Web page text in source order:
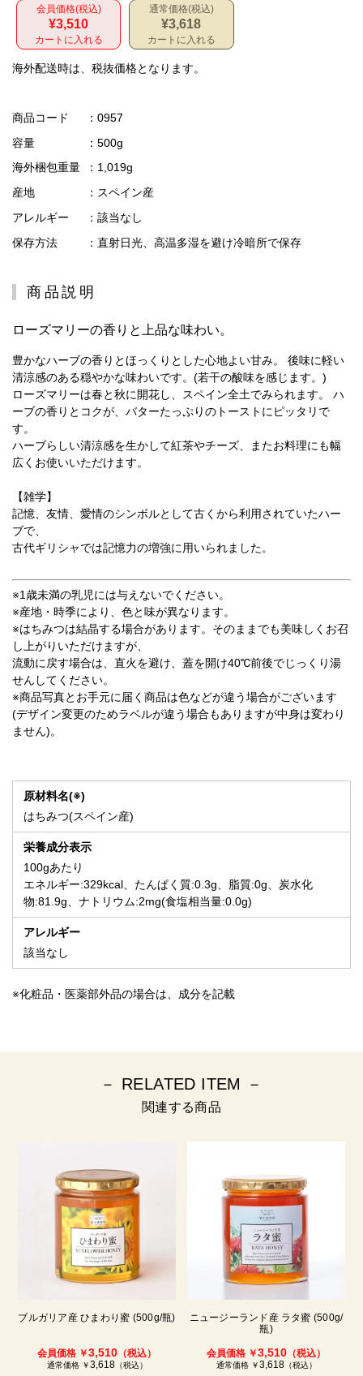
会員価格(税込)
¥3,510
カートに入れる
通常価格(税込)
¥3,618
カートに入れる
海外配送時は、税抜価格となります。
商品コード
：0957
容量
：500g
海外梱包重量
：1,019g
産地
：スペイン産
アレルギー
：該当なし
保存方法
：直射日光、高温多湿を避け冷暗所で保存
商品説明
ローズマリーの香りと上品な味わい。
豊かなハーブの香りとほっくりとした心地よい甘み。 後味に軽い
清涼感のある穏やかな味わいです。(若干の酸味を感じます。)
ローズマリーは春と秋に開花し、スペイン全土でみられます。 ハ
ーブの香りとコクが、バターたっぷりのトーストにピッタリで
す。
ハーブらしい清涼感を生かして紅茶やチーズ、またお料理にも幅
広くお使いいただけます。
【雑学】
記憶、友情、愛情のシンボルとして古くから利用されていたハー
ブで、
古代ギリシャでは記憶力の増強に用いられました。
※1歳未満の乳児には与えないでください。
※産地・時季により、色と味が異なります。
※はちみつは結晶する場合があります。そのままでも美味しくお召
し上がりいただけますが、
流動に戻す場合は、直火を避け、蓋を開け40℃前後でじっくり湯
せんしてください。
※商品写真とお手元に届く商品は色などが違う場合がございます
(デザイン変更のためラベルが違う場合もありますが中身は変わり
ません)。
原材料名(※)
はちみつ(スペイン産)
栄養成分表示
100gあたり
エネルギー:329kcal、たんぱく質:0.3g、脂質:0g、炭水化
物:81.9g、ナトリウム:2mg(食塩相当量:0.0g)
アレルギー
該当なし
※化粧品・医薬部外品の場合は、成分を記載
－ RELATED ITEM －
関連する商品
ブルガリア産 ひまわり蜜 (500g/瓶)
会員価格 ￥3,510 （税込）
通常価格 ￥3,618（税込）
ニュージーランド産 ラタ蜜 (500g/
瓶)
会員価格 ￥3,510 （税込）
通常価格 ￥3,618（税込）